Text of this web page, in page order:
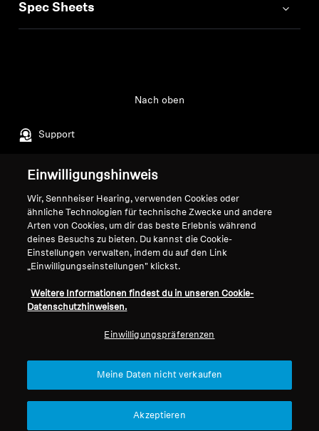
Spec Sheets
Support
Nach oben
Vertrag widerrufen
Globale Datenschutzrichtlinie
Allgemeine
Online-Verkäufe an Verbraucher
Koordinierte Richtlinie zur
Offenlegung von Schwachstellen
Karriere bei Sonova
Pressekontakte
Markenbotschafter
Einwilligungshinweis
Wir, Sennheiser Hearing, verwenden Cookies oder
ähnliche Technologien für technische Zwecke und andere
Arten von Cookies, um dir das beste Erlebnis während
deines Besuchs zu bieten. Du kannst die Cookie-
Einstellungen verwalten, indem du auf den Link
„Einwilligungseinstellungen" klickst.
Weitere Informationen findest du in unseren Cookie-
Datenschutzhinweisen.
Einwilligungspräferenzen
Meine Daten nicht verkaufen
Akzeptieren